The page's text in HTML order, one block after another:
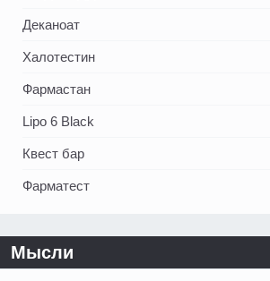
Деканоат
Халотестин
Фармастан
Lipo 6 Black
Квест бар
Фарматест
Мысли